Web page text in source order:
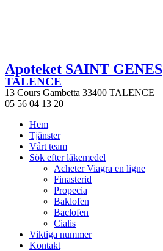
Apoteket SAINT GENES
TALENCE
13 Cours Gambetta 33400 TALENCE
05 56 04 13 20
Hem
Tjänster
Vårt team
Sök efter läkemedel
Acheter Viagra en ligne
Finasterid
Propecia
Baklofen
Baclofen
Cialis
Viktiga nummer
Kontakt